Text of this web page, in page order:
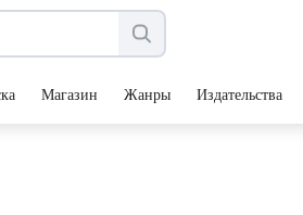
Магазин Жанры Издательства